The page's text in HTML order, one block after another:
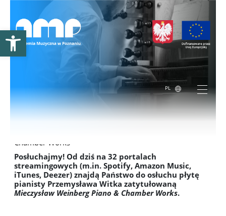
Otwórz pasek narzędzi
PL
Chamber Works
Posłuchajmy! Od dziś na 32 portalach
streamingowych (m.in. Spotify, Amazon Music,
iTunes, Deezer) znajdą Państwo do osłuchu płytę
pianisty Przemysława Witka zatytułowaną
Mieczysław Weinberg Piano & Chamber Works.